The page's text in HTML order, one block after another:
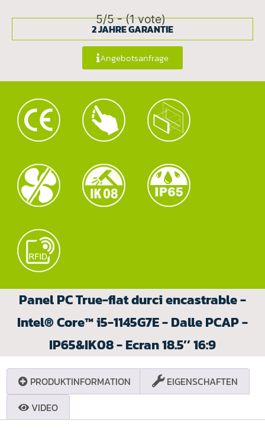
5/5 - (1 vote)
2 JAHRE GARANTIE
Angebotsanfrage
Panel PC True-flat durci encastrable -
Intel® Core™ i5-1145G7E - Dalle PCAP -
IP65&IK08 - Ecran 18.5’’ 16:9
PRODUKTINFORMATION
EIGENSCHAFTEN
VIDEO